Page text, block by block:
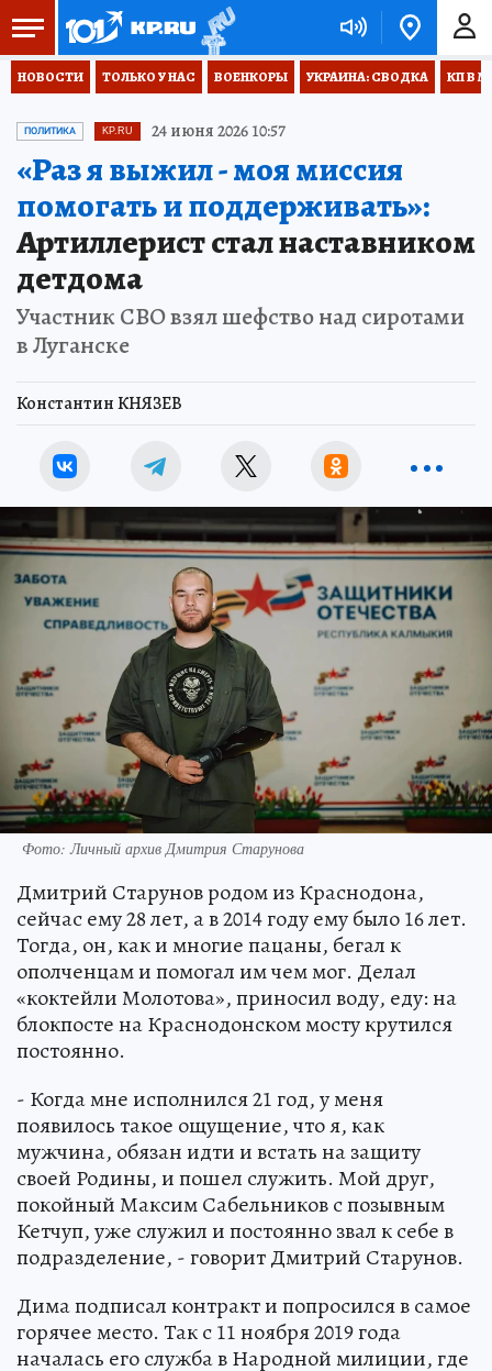
НОВОСТИ ТОЛЬКО У НАС ВОЕНКОРЫ УКРАИНА: СВОДКА КП В
ПОЛИТИКА KP.RU 24 июня 2026 10:57
«Раз я выжил - моя миссия
помогать и поддерживать»:
Артиллерист стал наставником
детдома
Участник СВО взял шефство над сиротами
в Луганске
Константин КНЯЗЕВ
Фото: Личный архив Дмитрия Старунова
Дмитрий Старунов родом из Краснодона,
сейчас ему 28 лет, а в 2014 году ему было 16 лет.
Тогда, он, как и многие пацаны, бегал к
ополченцам и помогал им чем мог. Делал
«коктейли Молотова», приносил воду, еду: на
блокпосте на Краснодонском мосту крутился
постоянно.
- Когда мне исполнился 21 год, у меня
появилось такое ощущение, что я, как
мужчина, обязан идти и встать на защиту
своей Родины, и пошел служить. Мой друг,
покойный Максим Сабельников с позывным
Кетчуп, уже служил и постоянно звал к себе в
подразделение, - говорит Дмитрий Старунов.
Дима подписал контракт и попросился в самое
горячее место. Так с 11 ноября 2019 года
началась его служба в Народной милиции, где